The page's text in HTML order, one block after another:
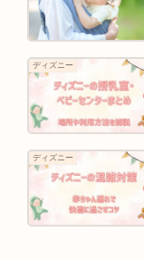
ディズニー
ディズニー